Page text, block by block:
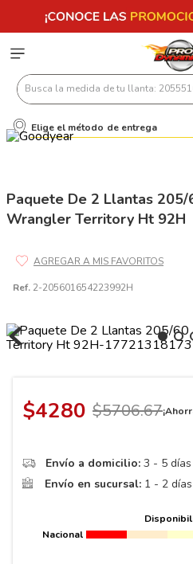
Busca la medida de tu llanta:
Elige el método de entrega
Paquete De 2 Llantas
Wrangler Territory Ht 92H
Ref. 2-205601654223992H
$4280 $5706.67
Envío a domicilio: 3 - 5 días
Envío en sucursal: 1 - 2 días
Nacional
.
3.
7.
10.